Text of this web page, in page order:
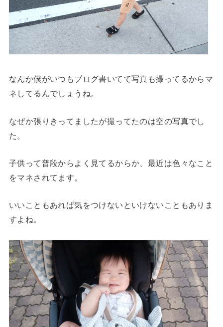
なんか僕がいつもブログ書いてて写真も撮ってるからマ
ネしてるんでしょうね。
なぜか張りきってましたが撮ってたのは空の写真でし
た。
子供って普段からよく見てるからか、最近は色々なこと
をマネされてます。
いいこともあれば気をつけないといけないこともありま
すよね。